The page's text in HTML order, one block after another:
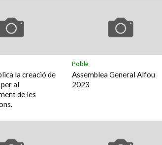
la creació de
al
de les
Poble
Assemblea General Alfou
2023